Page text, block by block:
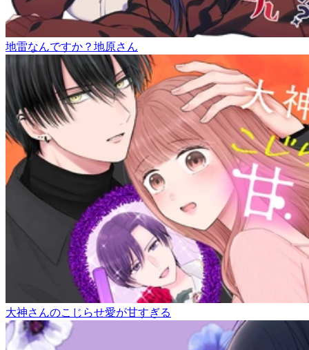
地雷なんですか？地原さん
大神さんのこじらせ愛が甘すぎる